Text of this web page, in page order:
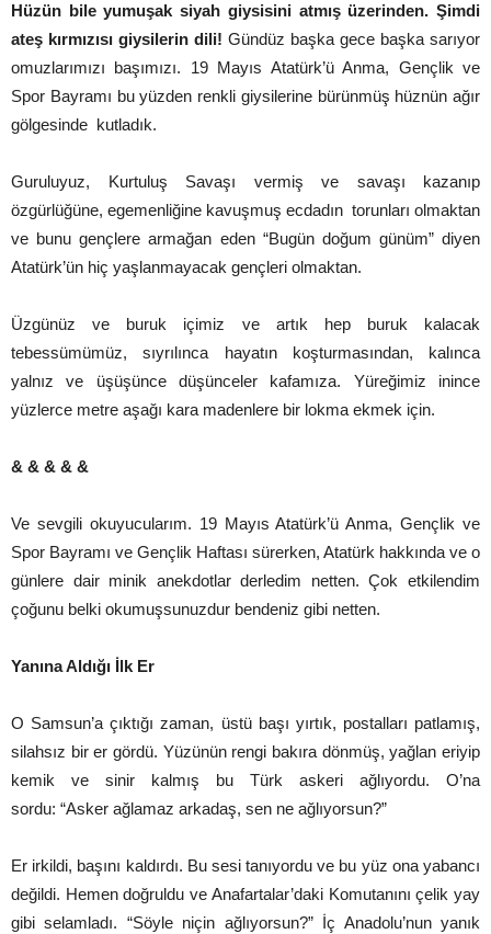
Hüzün bile yumuşak siyah giysisini atmış üzerinden. Şimdi
ateş kırmızısı giysilerin dili! Gündüz başka gece başka sarıyor
omuzlarımızı başımızı. 19 Mayıs Atatürk’ü Anma, Gençlik ve
Spor Bayramı bu yüzden renkli giysilerine bürünmüş hüznün ağır
gölgesinde kutladık.
Guruluyuz, Kurtuluş Savaşı vermiş ve savaşı kazanıp
özgürlüğüne, egemenliğine kavuşmuş ecdadın torunları olmaktan
ve bunu gençlere armağan eden “Bugün doğum günüm” diyen
Atatürk’ün hiç yaşlanmayacak gençleri olmaktan.
Üzgünüz ve buruk içimiz ve artık hep buruk kalacak
tebessümümüz, sıyrılınca hayatın koşturmasından, kalınca
yalnız ve üşüşünce düşünceler kafamıza. Yüreğimiz inince
yüzlerce metre aşağı kara madenlere bir lokma ekmek için.
& & & & &
Ve sevgili okuyucularım. 19 Mayıs Atatürk’ü Anma, Gençlik ve
Spor Bayramı ve Gençlik Haftası sürerken, Atatürk hakkında ve o
günlere dair minik anekdotlar derledim netten. Çok etkilendim
çoğunu belki okumuşsunuzdur bendeniz gibi netten.
Yanına Aldığı İlk Er
O Samsun’a çıktığı zaman, üstü başı yırtık, postalları patlamış,
silahsız bir er gördü. Yüzünün rengi bakıra dönmüş, yağlan eriyip
kemik ve sinir kalmış bu Türk askeri ağlıyordu. O’na
sordu: “Asker ağlamaz arkadaş, sen ne ağlıyorsun?”
Er irkildi, başını kaldırdı. Bu sesi tanıyordu ve bu yüz ona yabancı
değildi. Hemen doğruldu ve Anafartalar’daki Komutanını çelik yay
gibi selamladı. “Söyle niçin ağlıyorsun?” İç Anadolu’nun yanık